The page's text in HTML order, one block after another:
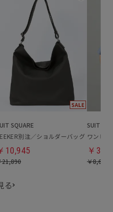
SQUARE
別注／ショルダーバッグ
10,945
21,890
ワンピ
￥
￥8,690
る